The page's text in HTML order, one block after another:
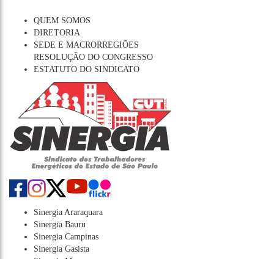
QUEM SOMOS
DIRETORIA
SEDE E MACRORREGIÕES
RESOLUÇÃO DO CONGRESSO
ESTATUTO DO SINDICATO
Sinergia Araraquara
Sinergia Bauru
Sinergia Campinas
Sinergia Gasista